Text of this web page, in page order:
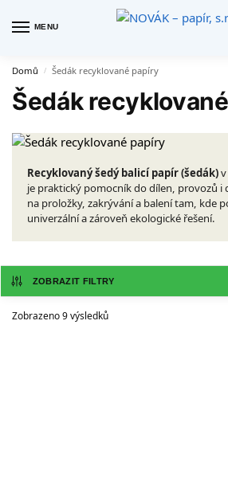
MENU
Domů / Šedák recyklované papíry
Šedák
Recyklovaný šedý balicí papír (šedák)v
je praktický pomocník do dílen, provozů i
na proložky, zakrývání a balení tam, kde
univerzální a zároveň ekologické řešení.
ZOBRAZIT FILTRY
Zobrazeno 9 výsledků